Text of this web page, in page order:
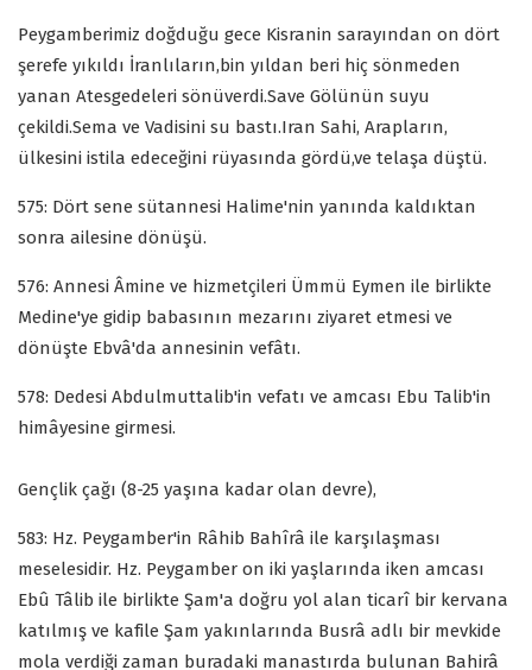
Peygamberimiz doğduğu gece Kisranin sarayından on dört
şerefe yıkıldı İranlıların,bin yıldan beri hiç sönmeden
yanan Atesgedeleri sönüverdi.Save Gölünün suyu
çekildi.Sema ve Vadisini su bastı.Iran Sahi, Arapların,
ülkesini istila edeceğini rüyasında gördü,ve telaşa düştü.
575: Dört sene sütannesi Halime'nin yanında kaldıktan
sonra ailesine dönüşü.
576: Annesi Âmine ve hizmetçileri Ümmü Eymen ile birlikte
Medine'ye gidip babasının mezarını ziyaret etmesi ve
dönüşte Ebvâ'da annesinin vefâtı.
578: Dedesi Abdulmuttalib'in vefatı ve amcası Ebu Talib'in
himâyesine girmesi.
Gençlik çağı (8-25 yaşına kadar olan devre),
583: Hz. Peygamber'in Râhib Bahîrâ ile karşılaşması
meselesidir. Hz. Peygamber on iki yaşlarında iken amcası
Ebû Tâlib ile birlikte Şam'a doğru yol alan ticarî bir kervana
katılmış ve kafile Şam yakınlarında Busrâ adlı bir mevkide
mola verdiği zaman buradaki manastırda bulunan Bahirâ